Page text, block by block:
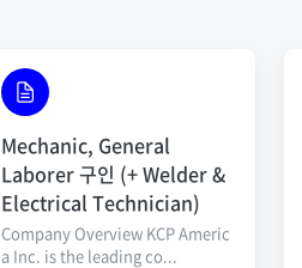
Mechanic, General
Laborer 구인 (+ Welder &
Electrical Technician)
Company Overview KCP Americ
a Inc. is the leading co...